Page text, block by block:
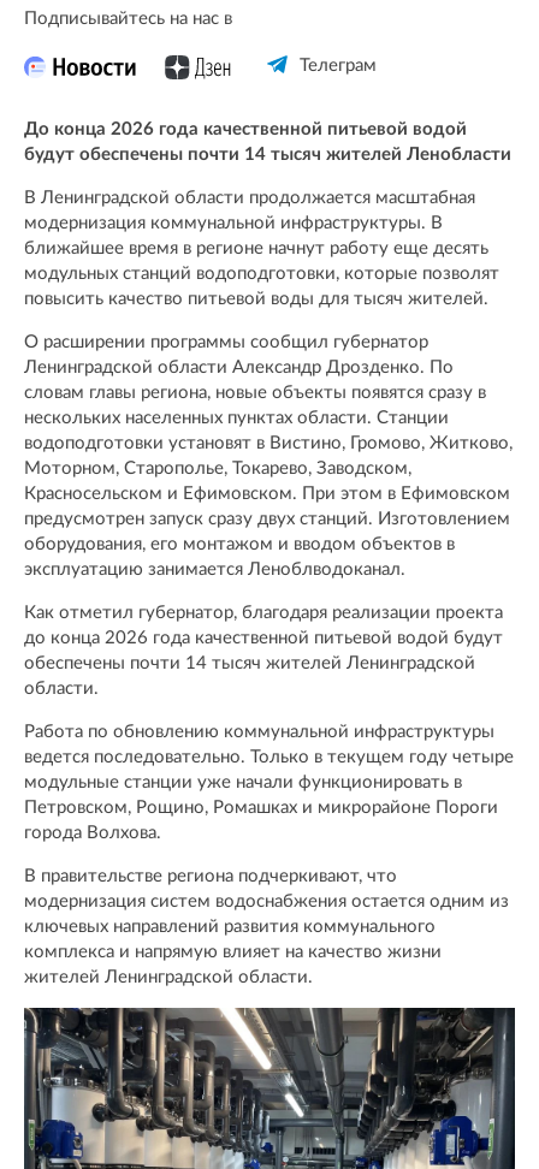
Подписывайтесь на нас в
Телеграм
До конца 2026 года качественной питьевой водой
будут обеспечены почти 14 тысяч жителей Ленобласти
В Ленинградской области продолжается масштабная
модернизация коммунальной инфраструктуры. В
ближайшее время в регионе начнут работу еще десять
модульных станций водоподготовки, которые позволят
повысить качество питьевой воды для тысяч жителей.
О расширении программы сообщил губернатор
Ленинградской области Александр Дрозденко. По
словам главы региона, новые объекты появятся сразу в
нескольких населенных пунктах области. Станции
водоподготовки установят в Вистино, Громово, Житково,
Моторном, Старополье, Токарево, Заводском,
Красносельском и Ефимовском. При этом в Ефимовском
предусмотрен запуск сразу двух станций. Изготовлением
оборудования, его монтажом и вводом объектов в
эксплуатацию занимается Леноблводоканал.
Как отметил губернатор, благодаря реализации проекта
до конца 2026 года качественной питьевой водой будут
обеспечены почти 14 тысяч жителей Ленинградской
области.
Работа по обновлению коммунальной инфраструктуры
ведется последовательно. Только в текущем году четыре
модульные станции уже начали функционировать в
Петровском, Рощино, Ромашках и микрорайоне Пороги
города Волхова.
В правительстве региона подчеркивают, что
модернизация систем водоснабжения остается одним из
ключевых направлений развития коммунального
комплекса и напрямую влияет на качество жизни
жителей Ленинградской области.